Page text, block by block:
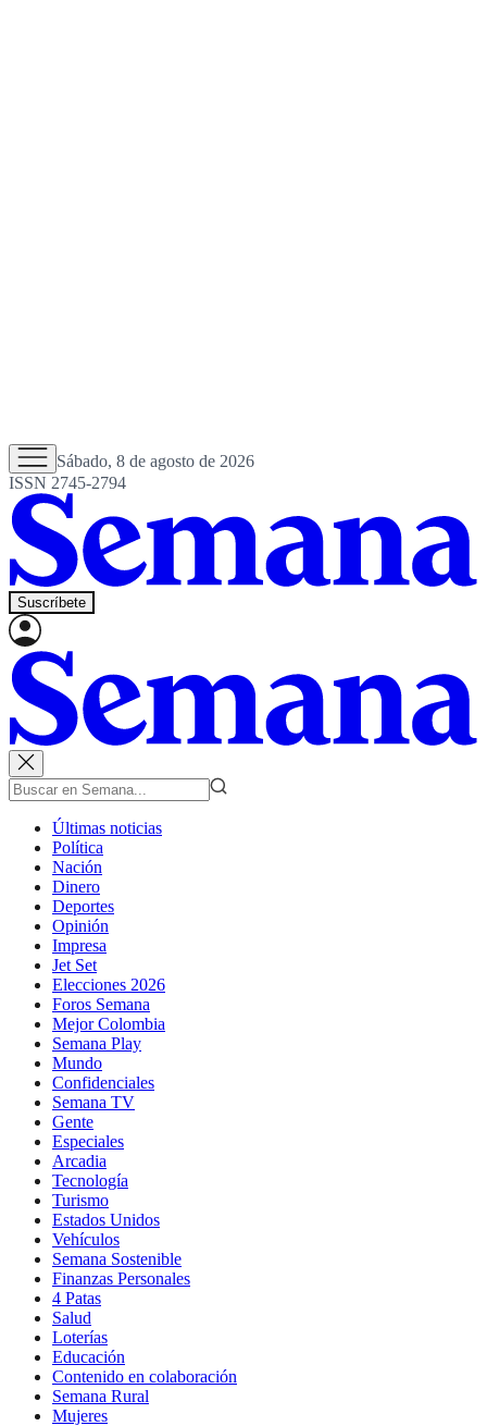
Sábado, 8 de agosto de 2026
ISSN 2745-2794
Suscríbete
Últimas noticias
Política
Nación
Dinero
Deportes
Opinión
Impresa
Jet Set
Elecciones 2026
Foros Semana
Mejor Colombia
Semana Play
Mundo
Confidenciales
Semana TV
Gente
Especiales
Arcadia
Tecnología
Turismo
Estados Unidos
Vehículos
Semana Sostenible
Finanzas Personales
4 Patas
Salud
Loterías
Educación
Contenido en colaboración
Semana Rural
Mujeres